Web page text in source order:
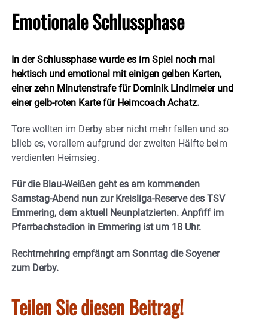
Emotionale Schlussphase
In der Schlussphase wurde es im Spiel noch mal
hektisch und emotional mit einigen gelben Karten,
einer zehn Minutenstrafe für Dominik Lindlmeier und
einer gelb-roten Karte für Heimcoach Achatz.
Tore wollten im Derby aber nicht mehr fallen und so
blieb es, vorallem aufgrund der zweiten Hälfte beim
verdienten Heimsieg.
Für die Blau-Weißen geht es am kommenden
Samstag-Abend nun zur Kreisliga-Reserve des TSV
Emmering, dem aktuell Neunplatzierten. Anpfiff im
Pfarrbachstadion in Emmering ist um 18 Uhr.
Rechtmehring empfängt am Sonntag die Soyener
zum Derby.
Teilen Sie diesen Beitrag!